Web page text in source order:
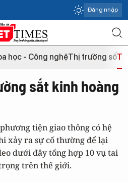
Đăng nhập
học - Công nghệThị trường số
sắt kinh hoàng
tiện giao thông có hệ
xảy ra sự cố thường để lại
dưới đây tổng hợp 10 vụ tai
trên thế giới.